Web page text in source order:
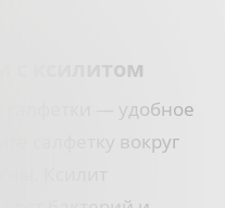
с ксилитом
— удобное
салфетку вокруг
Ксилит